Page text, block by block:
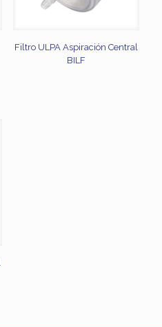
Filtro ULPA Aspiración Central
BILF